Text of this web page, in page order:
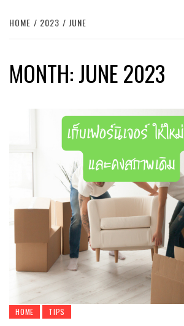
HOME 2023 JUNE
MONTH:JUNE 2023
HOME TIPS